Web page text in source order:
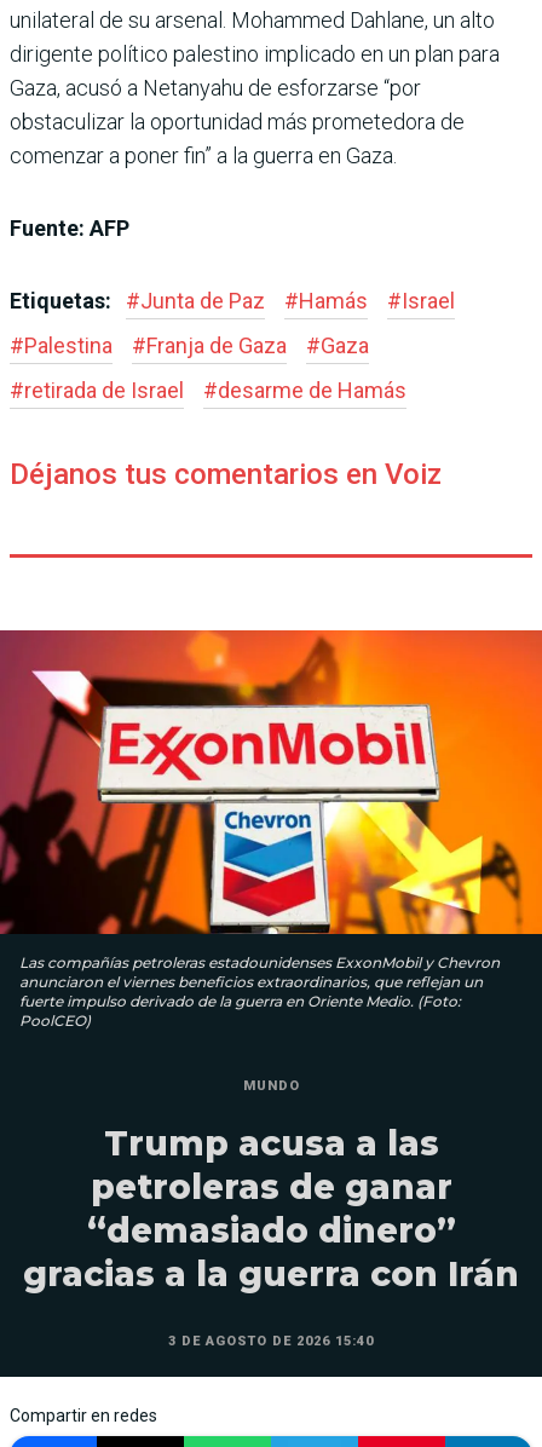
unilateral de su arsenal. Mohammed Dahlane, un alto
dirigente político palestino implicado en un plan para
Gaza, acusó a Netanyahu de esforzarse “por
obstaculizar la oportunidad más prometedora de
comenzar a poner fin” a la guerra en Gaza.
Fuente: AFP
Etiquetas: #Junta de Paz #Hamás #Israel
#Palestina #Franja de Gaza #Gaza
#retirada de Israel #desarme de Hamás
Déjanos tus comentarios en Voiz
Las compañías petroleras estadounidenses ExxonMobil y Chevron
anunciaron el viernes beneficios extraordinarios, que reflejan un
fuerte impulso derivado de la guerra en Oriente Medio. (Foto:
PoolCEO)
MUNDO
Trump acusa a las
petroleras de ganar
“demasiado dinero”
gracias a la guerra con Irán
3 DE AGOSTO DE 2026 15:40
Compartir en redes